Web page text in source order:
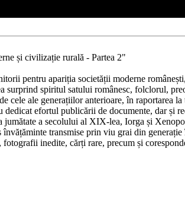
și civilizație rurală - Partea 2"
pentru apariția societății moderne
surprind spiritul satului românesc, folclorul,
ale generațiilor anterioare, în raportarea
efortul publicării de documente, dar și
a secolului al XIX-lea, Iorga și
transmise prin viu grai din
inedite, cărți rare, precum și